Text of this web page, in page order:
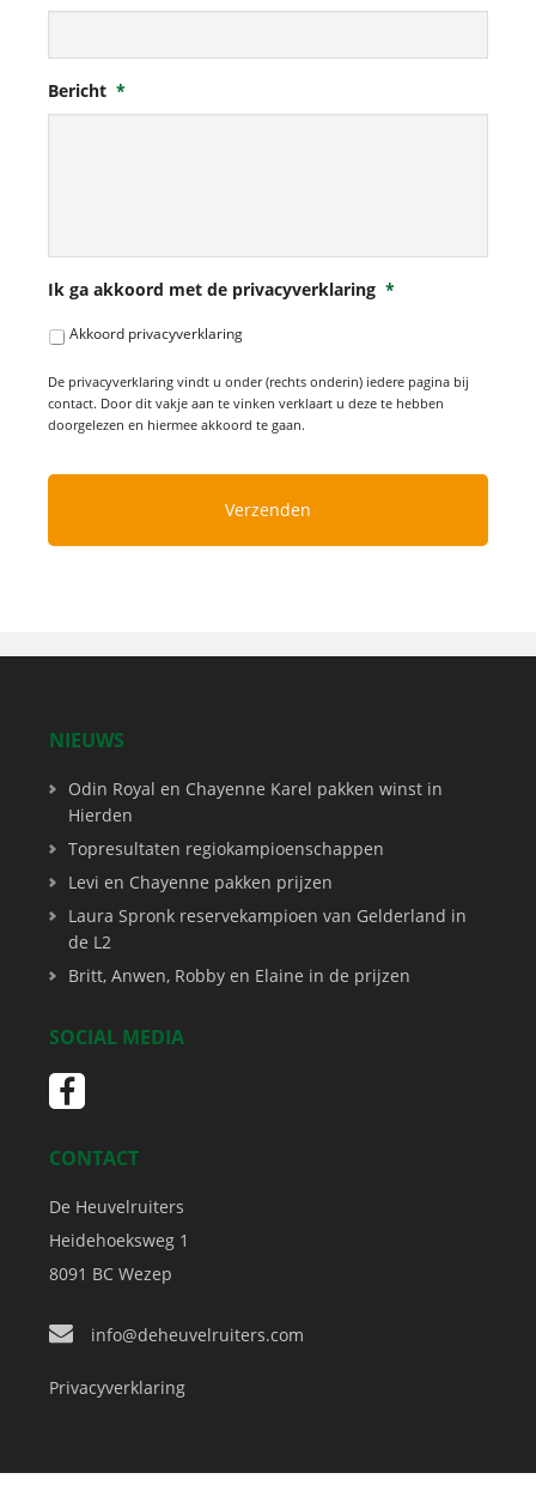
Bericht *
Ik ga akkoord met de privacyverklaring *
Akkoord privacyverklaring
De privacyverklaring vindt u onder (rechts onderin) iedere pagina bij
contact. Door dit vakje aan te vinken verklaart u deze te hebben
doorgelezen en hiermee akkoord te gaan.
NIEUWS
Odin Royal en Chayenne Karel pakken winst in
Hierden
Topresultaten regiokampioenschappen
Levi en Chayenne pakken prijzen
Laura Spronk reservekampioen van Gelderland in
de L2
Britt, Anwen, Robby en Elaine in de prijzen
SOCIAL MEDIA
CONTACT
De Heuvelruiters
Heidehoeksweg 1
8091 BC Wezep
info@deheuvelruiters.com
Privacyverklaring